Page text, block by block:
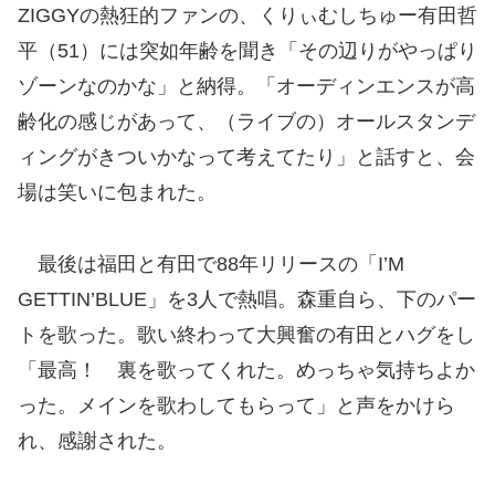
ZIGGYの熱狂的ファンの、くりぃむしちゅー有田哲
平（51）には突如年齢を聞き「その辺りがやっぱり
ゾーンなのかな」と納得。「オーディンエンスが高
齢化の感じがあって、（ライブの）オールスタンデ
ィングがきついかなって考えてたり」と話すと、会
場は笑いに包まれた。
最後は福田と有田で88年リリースの「I’M
GETTIN’BLUE」を3人で熱唱。森重自ら、下のパー
トを歌った。歌い終わって大興奮の有田とハグをし
「最高！ 裏を歌ってくれた。めっちゃ気持ちよか
った。メインを歌わしてもらって」と声をかけら
れ、感謝された。